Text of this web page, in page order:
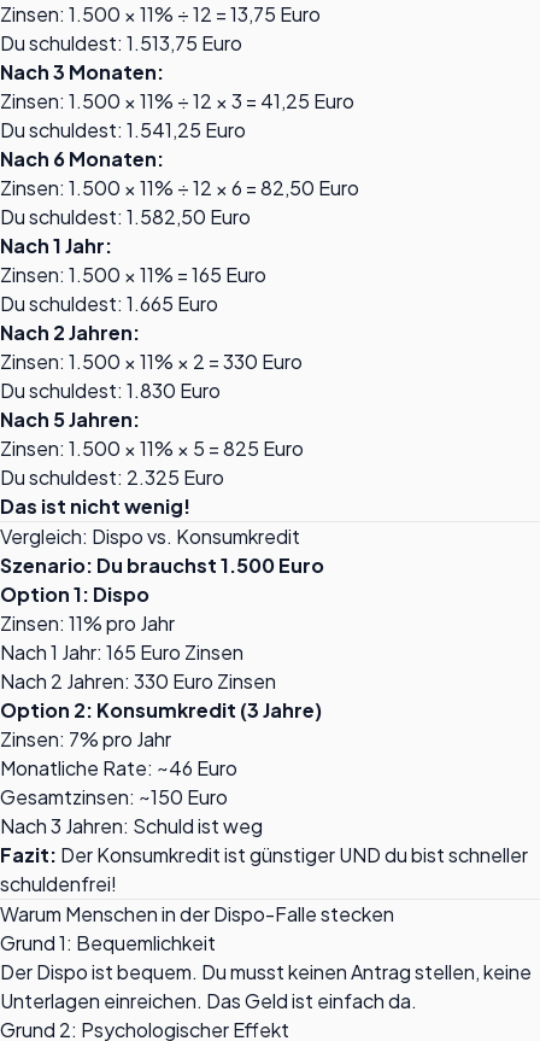
Zinsen: 1.500 × 11% ÷ 12 = 13,75 Euro
Du schuldest: 1.513,75 Euro
Nach 3 Monaten:
Zinsen: 1.500 × 11% ÷ 12 × 3 = 41,25 Euro
Du schuldest: 1.541,25 Euro
Nach 6 Monaten:
Zinsen: 1.500 × 11% ÷ 12 × 6 = 82,50 Euro
Du schuldest: 1.582,50 Euro
Nach 1 Jahr:
Zinsen: 1.500 × 11% = 165 Euro
Du schuldest: 1.665 Euro
Nach 2 Jahren:
Zinsen: 1.500 × 11% × 2 = 330 Euro
Du schuldest: 1.830 Euro
Nach 5 Jahren:
Zinsen: 1.500 × 11% × 5 = 825 Euro
Du schuldest: 2.325 Euro
Das ist nicht wenig!
Vergleich: Dispo vs. Konsumkredit
Szenario: Du brauchst 1.500 Euro
Option 1: Dispo
Zinsen: 11% pro Jahr
Nach 1 Jahr: 165 Euro Zinsen
Nach 2 Jahren: 330 Euro Zinsen
Option 2: Konsumkredit (3 Jahre)
Zinsen: 7% pro Jahr
Monatliche Rate: ~46 Euro
Gesamtzinsen: ~150 Euro
Nach 3 Jahren: Schuld ist weg
Fazit: Der Konsumkredit ist günstiger UND du bist schneller
schuldenfrei!
Warum Menschen in der Dispo-Falle stecken
Grund 1: Bequemlichkeit
Der Dispo ist bequem. Du musst keinen Antrag stellen, keine
Unterlagen einreichen. Das Geld ist einfach da.
Grund 2: Psychologischer Effekt